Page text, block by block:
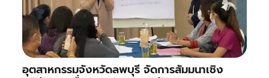
อุตสาหกรรมจังหวัดลพบุรี จัดการสัมมนาเชิง